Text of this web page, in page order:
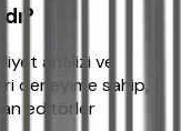
analizi ve
deneyime sahip,
editörler